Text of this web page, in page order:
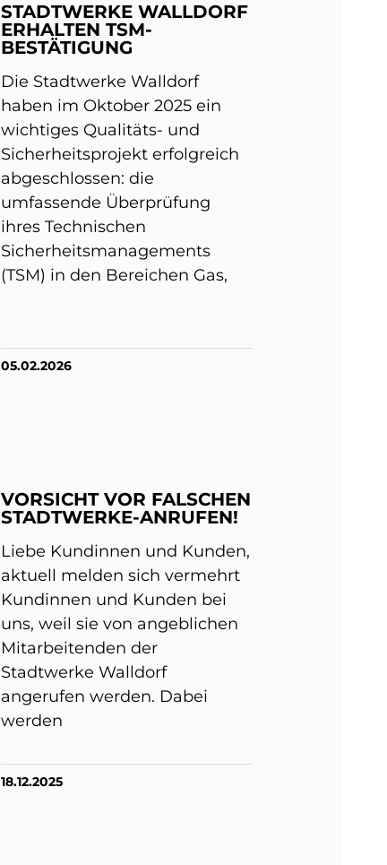
STADTWERKE WALLDORF
ERHALTEN TSM-
BESTÄTIGUNG
Die Stadtwerke Walldorf
haben im Oktober 2025 ein
wichtiges Qualitäts- und
Sicherheitsprojekt erfolgreich
abgeschlossen: die
umfassende Überprüfung
ihres Technischen
Sicherheitsmanagements
(TSM) in den Bereichen Gas,
05.02.2026
VORSICHT VOR FALSCHEN
STADTWERKE-ANRUFEN!
Liebe Kundinnen und Kunden,
aktuell melden sich vermehrt
Kundinnen und Kunden bei
uns, weil sie von angeblichen
Mitarbeitenden der
Stadtwerke Walldorf
angerufen werden. Dabei
werden
18.12.2025